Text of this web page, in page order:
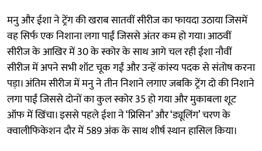
मनु और ईशा ने ट्रेंग की खराब सातवीं सीरीज का फायदा उठाया जिसमें
वह सिर्फ एक निशाना लगा पाईं जिससे अंतर कम हो गया। आठवीं
सीरीज के आखिर में 30 के स्कोर के साथ आगे चल रही ईशा नौवीं
सीरीज में अपने सभी शॉट चूक गईं और उन्हें कांस्य पदक से संतोष करना
पड़ा। अंतिम सीरीज में मनु ने तीन निशाने लगाए जबकि ट्रेंग दो की निशाने
लगा पाईं जिससे दोनों का कुल स्कोर 35 हो गया और मुकाबला शूट
ऑफ में खिंचा। इससे पहले ईशा ने ‘प्रिसिन’ और ‘ड्यूलिंग’ चरण के
क्वालीफिकेशन दौर में 589 अंक के साथ शीर्ष स्थान हासिल किया।